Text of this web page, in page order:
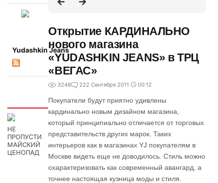
Yudashkin Jeans
Интересно
НЕ
ПРОПУСТИ
МАЙСКИЙ
ЦЕНОПАД
Открытие КАРДИНАЛЬНО
нового магазина
«YUDASHKIN JEANS» в ТРЦ
«ВЕГАС»
3248 222 Сентября 2011 00:12
Покупатели будут приятно удивлены
кардинально новым дизайном магазина,
который принципиально отличается от торговых
представительств других марок. Таких
интерьеров как в магазинах YJ покупателям в
Москве видеть еще не доводилось. Стиль можно
охарактеризовать как современный авангард, а
точнее настоящая кузница моды и стиля.